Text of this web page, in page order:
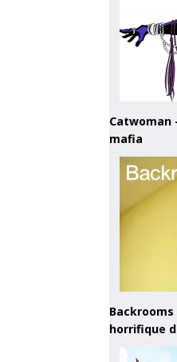
Catwoman
mafia
horrifique